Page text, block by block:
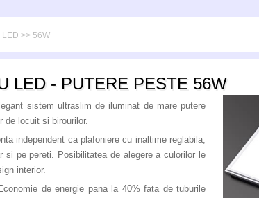
LED >> 56W
LED - PUTERE PESTE 56W
sistem ultraslim de iluminat de mare putere
de locuit si birourilor.
independent ca plafoniere cu inaltime reglabila,
si pe pereti. Posibilitatea de alegere a culorilor le
interior.
de energie pana la 40% fata de tuburile